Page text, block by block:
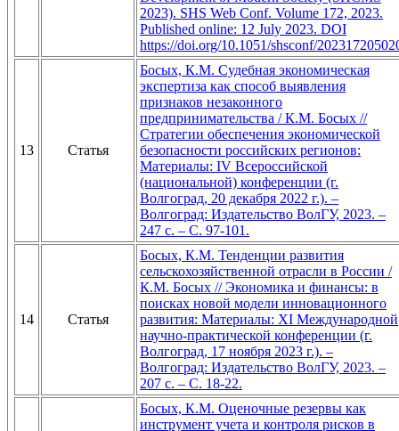
2023). SHS Web Conf. Volume 172, 2023.
Published online: 12 July 2023. DOI
https://doi.org/10.1051/shsconf/
13 Статья
Босых, К.М. Судебная экономическая
экспертиза как способ выявления
признаков незаконного
предпринимательства / К.М. Босых //
Стратегии обеспечения экономической
безопасности российских регионов:
Материалы: IV Всероссийской
(национальной) конференции (г.
Волгоград, 20 декабря 2022 г.). –
Волгоград: Издательство ВолГУ, 2023. –
247 с. – С. 97-101.
14 Статья
Босых, К.М. Тенденции развития
сельскохозяйственной отрасли в России /
К.М. Босых // Экономика и финансы: в
поисках новой модели инновационного
развития: Материалы: ХI Международной
научно-практической конференции (г.
Волгоград, 17 ноября 2023 г.). –
Волгоград: Издательство ВолГУ, 2023. –
207 с. – С. 18-22.
Босых, К.М. Оценочные резервы как
инструмент учета и контроля рисков в